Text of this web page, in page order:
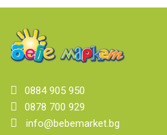
0884 905 950
0878 700 929
info@bebemarket.bg